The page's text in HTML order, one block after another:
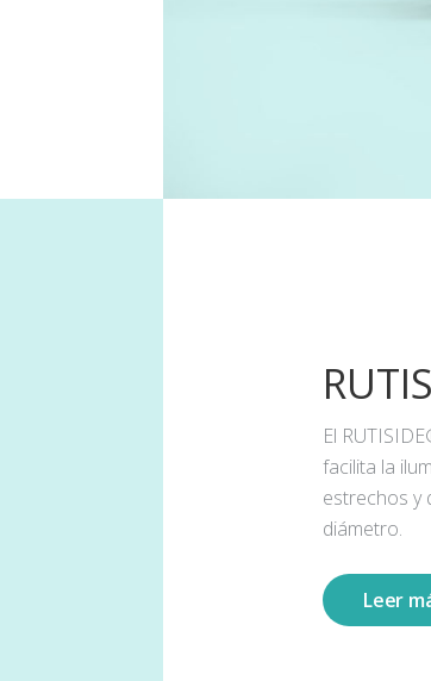
El
facilita la
estrechos y
diámetro.
Leer